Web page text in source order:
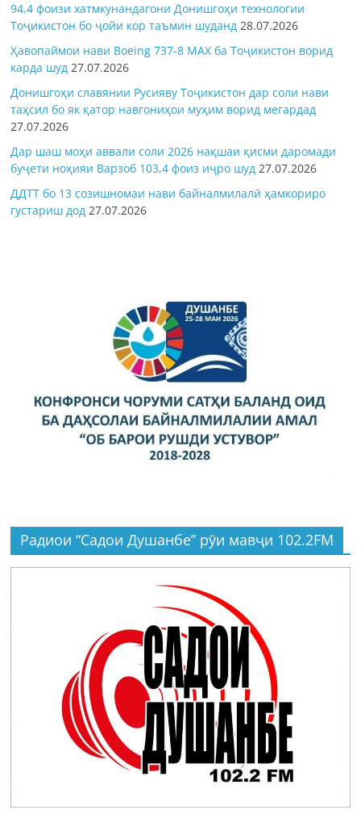
94,4 фоизи хатмкунандагони Донишгоҳи технологии
Тоҷикистон бо ҷойи кор таъмин шуданд 28.07.2026
Ҳавопаймои нави Boeing 737-8 MAX ба Тоҷикистон ворид
карда шуд 27.07.2026
Донишгоҳи славянии Русияву Тоҷикистон дар соли нави
таҳсил бо як қатор навгониҳои муҳим ворид мегардад
27.07.2026
Дар шаш моҳи аввали соли 2026 нақшаи қисми даромади
буҷети ноҳияи Варзоб 103,4 фоиз иҷро шуд 27.07.2026
ДДТТ бо 13 созишномаи нави байналмилалӣ ҳамкориро
густариш дод 27.07.2026
Радиои “Садои Душанбе” рӯи мавҷи 102.2FM